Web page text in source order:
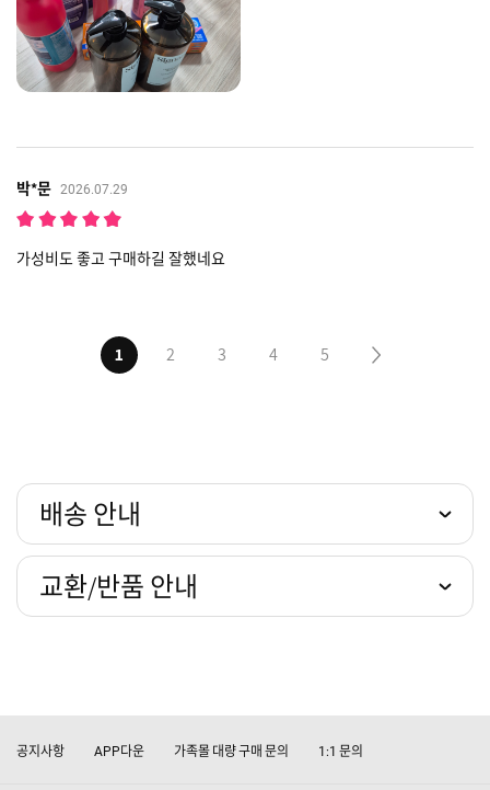
박*문 2026.07.29
가성비도 좋고 구매하길 잘했네요
1 2 3 4 5
배송 안내
교환/반품 안내
공지사항 APP다운 가족몰 대량 구매 문의 1:1 문의